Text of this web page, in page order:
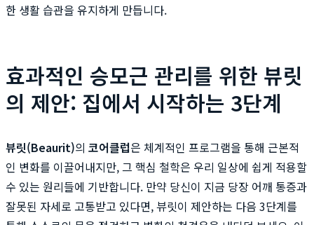
한 생활 습관을 유지하게 만듭니다.
효과적인 승모근 관리를 위한 뷰릿
의 제안: 집에서 시작하는 3단계
뷰릿(Beaurit)의 코어클럽은 체계적인 프로그램을 통해 근본적
인 변화를 이끌어내지만, 그 핵심 철학은 우리 일상에 쉽게 적용할
수 있는 원리들에 기반합니다. 만약 당신이 지금 당장 어깨 통증과
잘못된 자세로 고통받고 있다면, 뷰릿이 제안하는 다음 3단계를